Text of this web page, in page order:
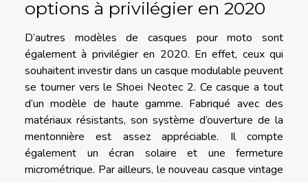
options à privilégier en 2020
D’autres modèles de casques pour moto sont
également à privilégier en 2020. En effet, ceux qui
souhaitent investir dans un casque modulable peuvent
se tourner vers le Shoei Neotec 2. Ce casque a tout
d’un modèle de haute gamme. Fabriqué avec des
matériaux résistants, son système d’ouverture de la
mentonnière est assez appréciable. Il compte
également un écran solaire et une fermeture
micrométrique. Par ailleurs, le nouveau casque vintage